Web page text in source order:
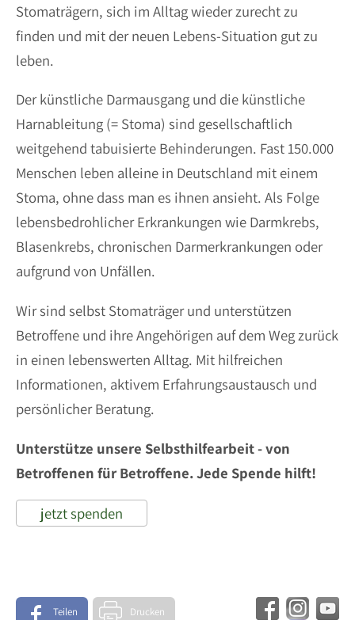
Stomaträgern, sich im Alltag wieder zurecht zu
finden und mit der neuen Lebens-Situation gut zu
leben.
Der künstliche Darmausgang und die künstliche
Harnableitung (= Stoma) sind gesellschaftlich
weitgehend tabuisierte Behinderungen. Fast 150.000
Menschen leben alleine in Deutschland mit einem
Stoma, ohne dass man es ihnen ansieht. Als Folge
lebensbedrohlicher Erkrankungen wie Darmkrebs,
Blasenkrebs, chronischen Darmerkrankungen oder
aufgrund von Unfällen.
Wir sind selbst Stomaträger und unterstützen
Betroffene und ihre Angehörigen auf dem Weg zurück
in einen lebenswerten Alltag. Mit hilfreichen
Informationen, aktivem Erfahrungsaustausch und
persönlicher Beratung.
Unterstütze unsere Selbsthilfearbeit - von
Betroffenen für Betroffene. Jede Spende hilft!
jetzt spenden
Teilen Drucken